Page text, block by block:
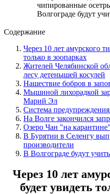
чипированные
Волгограде будут
Содержание
Через 10 лет амурского
только в зоопарках
Жителей Челябинской
лесу детенышей косулей
Нашествие бобров в
Мышиной лихорадкой
Марий Эл
Система
На Волге закончился
Озеро Чан "на
В Бурятии в Селенгу
производители
В Волгограде будут
Через 10 лет
будет увидеть